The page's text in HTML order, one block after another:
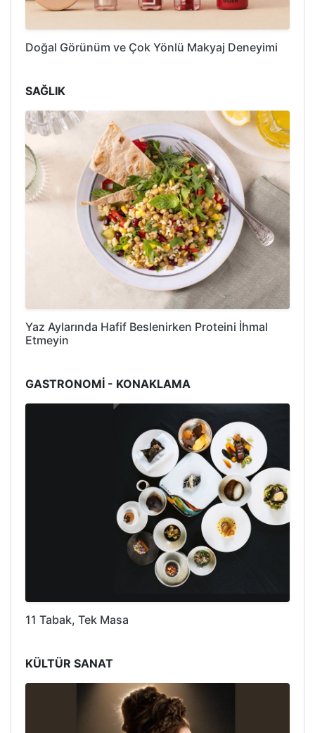
Doğal Görünüm ve Çok Yönlü Makyaj Deneyimi
SAĞLIK
Yaz Aylarında Hafif Beslenirken Proteini İhmal
Etmeyin
GASTRONOMİ - KONAKLAMA
11 Tabak, Tek Masa
KÜLTÜR SANAT